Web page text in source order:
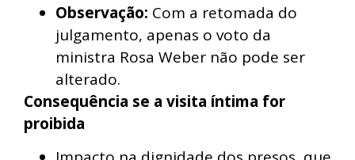
Observação: Com a retomada do
julgamento, apenas o voto da
ministra Rosa Weber não pode ser
alterado.
Consequência se a visita íntima for
proibida